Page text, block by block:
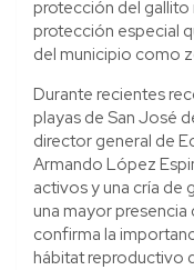
protección del
protección especial
del municipio como
Durante recientes
playas de San José
director general de
Armando López
activos y una cría de
una mayor presencia
confirma la
hábitat reproductivo